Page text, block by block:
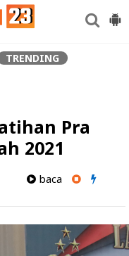
TRENDING
Pra
2021
baca